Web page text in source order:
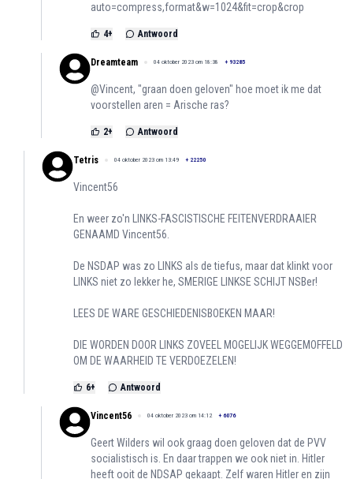
auto=compress,format&w=1024&fit=crop&crop
4+ Antwoord
Dreamteam 04 oktober 2023 om 18:38 + 93285
@Vincent, "graan doen geloven" hoe moet ik me dat
voorstellen aren = Arische ras?
2+ Antwoord
Tetris 04 oktober 2023 om 13:49 + 22250
Vincent56
En weer zo'n LINKS-FASCISTISCHE FEITENVERDRAAIER
GENAAMD Vincent56.
De NSDAP was zo LINKS als de tiefus, maar dat klinkt voor
LINKS niet zo lekker he, SMERIGE LINKSE SCHIJT NSBer!
LEES DE WARE GESCHIEDENISBOEKEN MAAR!
DIE WORDEN DOOR LINKS ZOVEEL MOGELIJK WEGGEMOFFELD
OM DE WAARHEID TE VERDOEZELEN!
6+ Antwoord
Vincent56 04 oktober 2023 om 14:12 + 6076
Geert Wilders wil ook graag doen geloven dat de PVV
socialistisch is. En daar trappen we ook niet in. Hitler
heeft ooit de NDSAP gekaapt. Zelf waren Hitler en zijn